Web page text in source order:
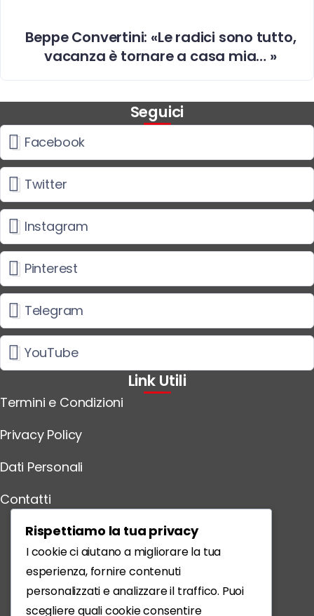
Beppe Convertini: «Le radici sono tutto,
vacanza è tornare a casa mia… »
Seguici
Facebook
Twitter
Instagram
Pinterest
Telegram
YouTube
Link Utili
Termini e Condizioni
Privacy Policy
Dati Personali
Contatti
Scarica l'App
Rispettiamo la tua privacy
I cookie ci aiutano a migliorare la tua
esperienza, fornire contenuti
personalizzati e analizzare il traffico. Puoi
scegliere quali cookie consentire